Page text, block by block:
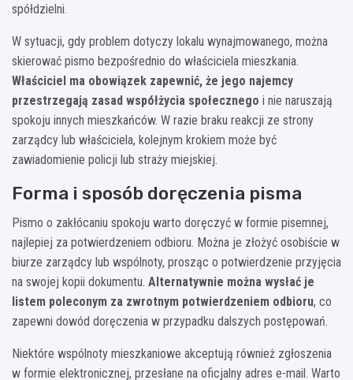
spółdzielni.
W sytuacji, gdy problem dotyczy lokalu wynajmowanego, można
skierować pismo bezpośrednio do właściciela mieszkania.
Właściciel ma obowiązek zapewnić, że jego najemcy
przestrzegają zasad współżycia społecznego i nie naruszają
spokoju innych mieszkańców. W razie braku reakcji ze strony
zarządcy lub właściciela, kolejnym krokiem może być
zawiadomienie policji lub straży miejskiej.
Forma i sposób doręczenia pisma
Pismo o zakłócaniu spokoju warto doręczyć w formie pisemnej,
najlepiej za potwierdzeniem odbioru. Można je złożyć osobiście w
biurze zarządcy lub wspólnoty, prosząc o potwierdzenie przyjęcia
na swojej kopii dokumentu. Alternatywnie można wysłać je
listem poleconym za zwrotnym potwierdzeniem odbioru, co
zapewni dowód doręczenia w przypadku dalszych postępowań.
Niektóre wspólnoty mieszkaniowe akceptują również zgłoszenia
w formie elektronicznej, przesłane na oficjalny adres e-mail. Warto